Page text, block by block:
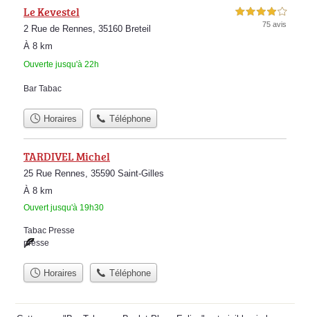
Le Kevestel
2 Rue de Rennes, 35160 Breteil
À 8 km
Ouverte jusqu'à 22h
4,0 étoiles sur 5
75 avis
Bar Tabac
Horaires Téléphone
TARDIVEL Michel
25 Rue Rennes, 35590 Saint-Gilles
À 8 km
Ouvert jusqu'à 19h30
Tabac Presse
presse
Horaires Téléphone